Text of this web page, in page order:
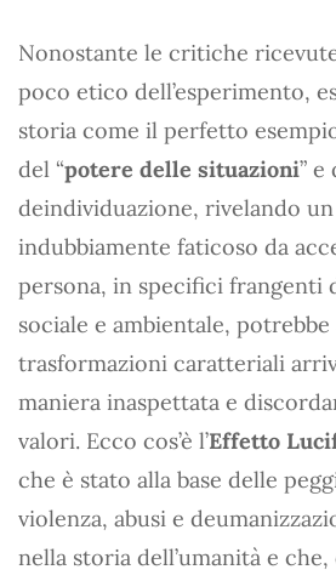
Nonostante le critiche
poco etico dell’esperimento,
storia come il perfetto
del “potere delle situazioni” e
deindividuazione, rivelando un
indubbiamente faticoso da
persona, in specifici frangenti
sociale e ambientale,
trasformazioni caratteriali
maniera inaspettata e
valori. Ecco cos’è l’Effetto
che è stato alla base delle
violenza, abusi e
nella storia dell’umanità e